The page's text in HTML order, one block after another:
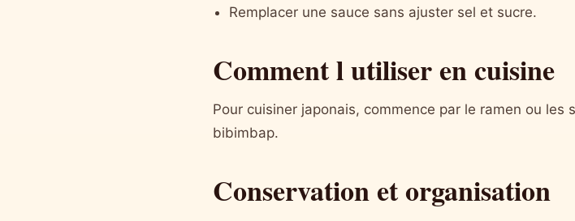
Remplacer une sauce sans ajuster sel et sucre.
Comment l utiliser en cuisine
Pour cuisiner japonais, commence par le ramen ou les
bibimbap.
Conservation et organisation